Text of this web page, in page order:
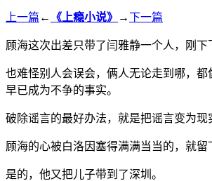
上一篇 ← 《上瘾小说》 →下一篇
顾海这次出差只带了闫雅静一个人，刚
也难怪别人会误会，俩人无论走到哪，
早已成为不争的事实。
破除谣言的最好办法，就是把谣言变为现
顾海的心被白洛因塞得满满当当的，就留
是的，他又把儿子带到了深圳。